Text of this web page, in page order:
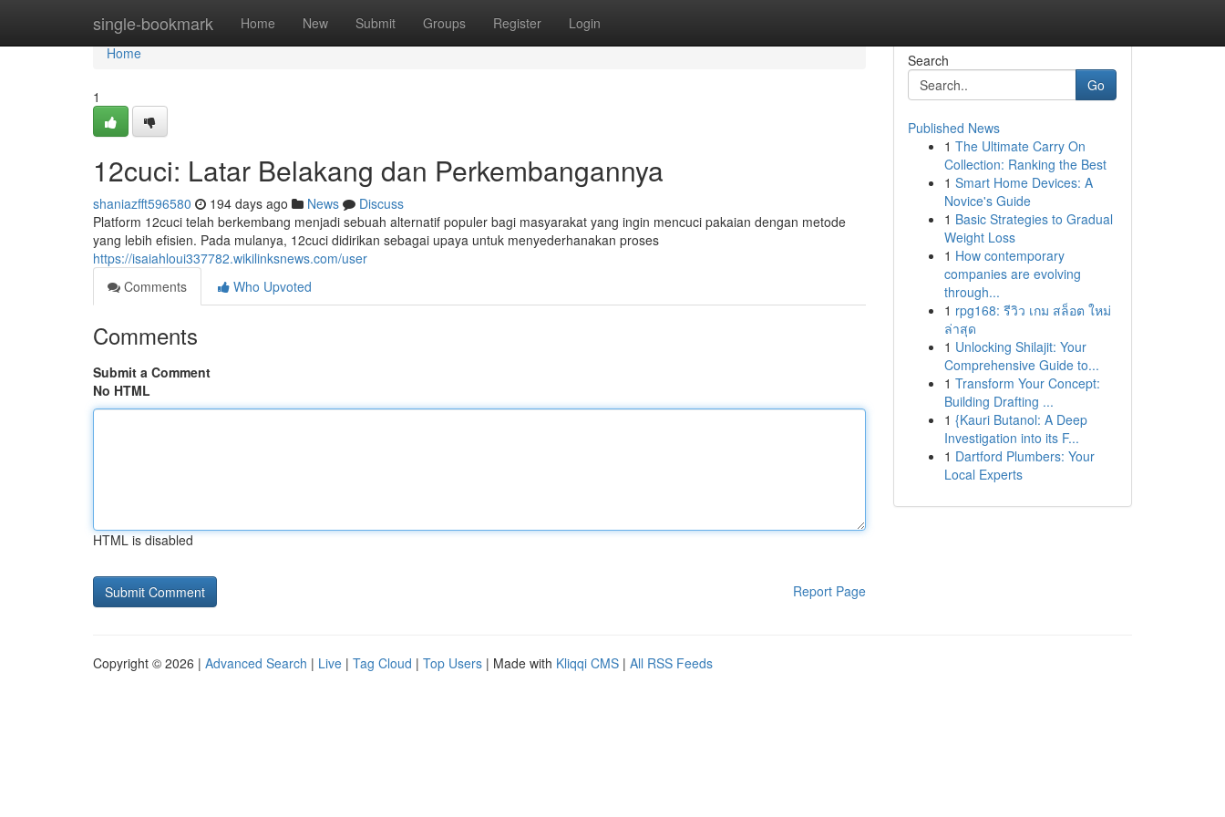
single-bookmark Home New Submit Groups Register Login
Home
Home
1
12cuci: Latar Belakang dan Perkembangannya
shaniazfft596580 194 days ago News
Discuss
Platform 12cuci telah berkembang menjadi sebuah alternatif populer bagi masyarakat yang ingin mencuci pakaian dengan metode
yang lebih efisien. Pada mulanya, 12cuci didirikan sebagai upaya untuk menyederhanakan proses
https://isaiahloui337782.wikilinksnews.com/user
Comments
Who Upvoted
Comments
Submit a Comment
No HTML
HTML is disabled
Report Page
Search
Go
Published News
1 The Ultimate Carry On
Collection: Ranking the Best
1 Smart Home Devices: A
Novice's Guide
1 Basic Strategies to Gradual
Weight Loss
1 How contemporary
companies are evolving
through...
1 rpg168: รีวิว เกม สล็อต ใหม่
ล่าสุด
1 Unlocking Shilajit: Your
Comprehensive Guide to...
1 Transform Your Concept:
Building Drafting ...
1 {Kauri Butanol: A Deep
Investigation into its F...
1 Dartford Plumbers: Your
Local Experts
Copyright © 2026 | Advanced Search | Live | Tag Cloud | Top Users | Made with Kliqqi CMS | All RSS Feeds